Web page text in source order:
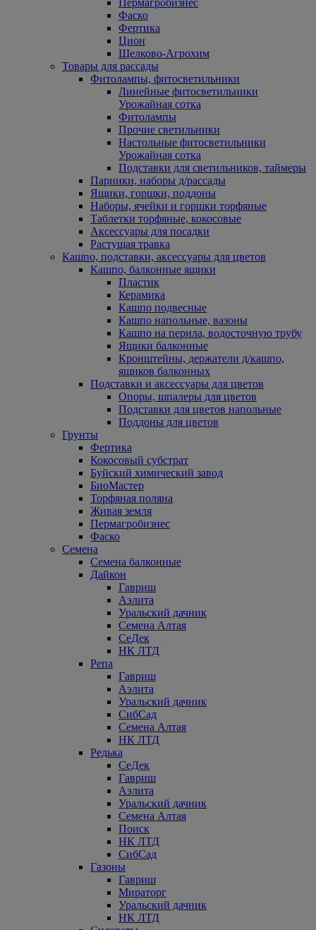
Пермагробизнес
Фаско
Фертика
Цион
Щелково-Агрохим
Товары для рассады
Фитолампы, фитосветильники
Линейные фитосветильники
Урожайная сотка
Фитолампы
Прочие светильники
Настольные фитосветильники
Урожайная сотка
Подставки для светильников, таймеры
Парники, наборы д/рассады
Ящики, горшки, поддоны
Наборы, ячейки и горшки торфяные
Таблетки торфяные, кокосовые
Аксессуары для посадки
Растущая травка
Кашпо, подставки, аксессуары для цветов
Кашпо, балконные ящики
Пластик
Керамика
Кашпо подвесные
Кашпо напольные, вазоны
Кашпо на перила, водосточную трубу
Ящики балконные
Кронштейны, держатели д/кашпо,
ящиков балконных
Подставки и аксессуары для цветов
Опоры, шпалеры для цветов
Подставки для цветов напольные
Поддоны для цветов
Грунты
Фертика
Кокосовый субстрат
Буйский химический завод
БиоМастер
Торфяная поляна
Живая земля
Пермагробизнес
Фаско
Семена
Семена балконные
Дайкон
Гавриш
Аэлита
Уральский дачник
Семена Алтая
СеДек
НК ЛТД
Репа
Гавриш
Аэлита
Уральский дачник
СибСад
Семена Алтая
НК ЛТД
Редька
СеДек
Гавриш
Аэлита
Уральский дачник
Семена Алтая
Поиск
НК ЛТД
СибСад
Газоны
Гавриш
Мираторг
Уральский дачник
НК ЛТД